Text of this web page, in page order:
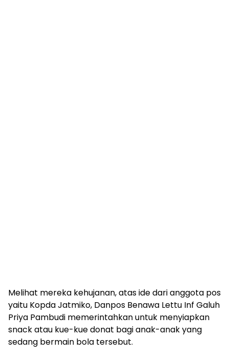
Melihat mereka kehujanan, atas ide dari anggota pos
yaitu Kopda Jatmiko, Danpos Benawa Lettu Inf Galuh
Priya Pambudi memerintahkan untuk menyiapkan
snack atau kue-kue donat bagi anak-anak yang
sedang bermain bola tersebut.